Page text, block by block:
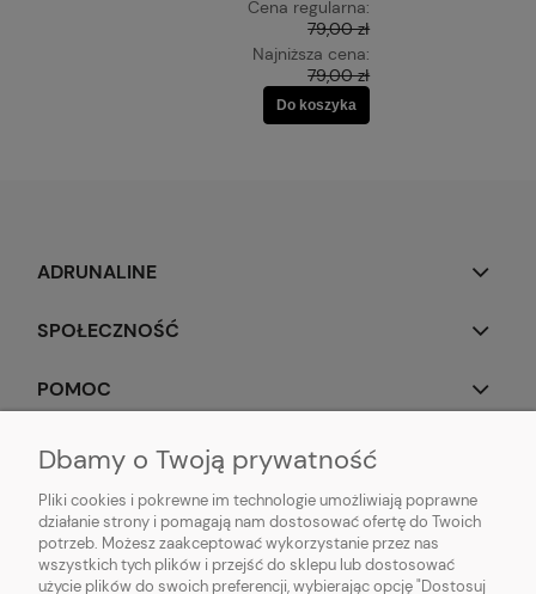
Cena regularna:
79,00 zł
Najniższa cena:
79,00 zł
Do koszyka
ADRUNALINE
SPOŁECZNOŚĆ
POMOC
OBSERWUJ NAS
Popularne produkty:Koszulki do biegania|Topy do biegania|Bluzy do
Dbamy o Twoją prywatność
Pliki cookies i pokrewne im technologie umożliwiają poprawne
działanie strony i pomagają nam dostosować ofertę do Twoich
potrzeb. Możesz zaakceptować wykorzystanie przez nas
wszystkich tych plików i przejść do sklepu lub dostosować
użycie plików do swoich preferencji, wybierając opcję "Dostosuj